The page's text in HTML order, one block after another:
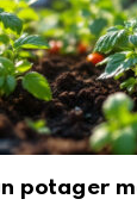
potager